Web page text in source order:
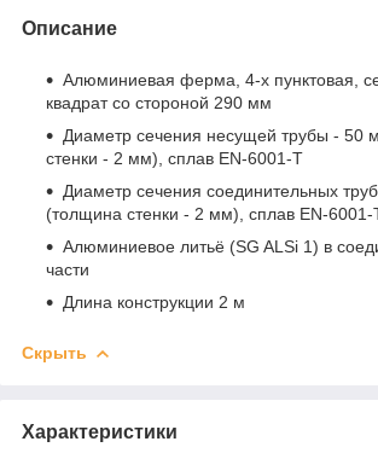
Описание
Алюминиевая ферма, 4-х пунктовая,
квадрат со стороной 290 мм
Диаметр сечения несущей трубы - 50
стенки - 2 мм), сплав EN-6001-T
Диаметр сечения соединительных
(толщина стенки - 2 мм), сплав EN-6001-
Алюминиевое литьё (SG ALSi 1) в
части
Длина конструкции 2 м
Скрыть
Характеристики